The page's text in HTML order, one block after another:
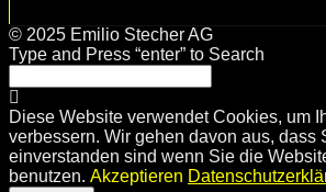
© 2025 Emilio Stecher AG
Type and Press “enter” to Search
Diese Website verwendet Cookies, um
verbessern. Wir gehen davon aus, dass
einverstanden sind wenn Sie die
benutzen. Akzeptieren